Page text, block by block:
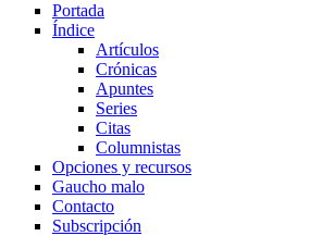
Portada
Índice
Artículos
Crónicas
Apuntes
Series
Citas
Columnistas
Opciones y recursos
Gaucho malo
Contacto
Subscripción